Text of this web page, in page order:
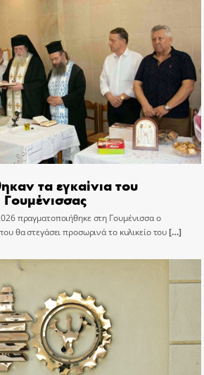
τα εγκαίνια του
πραγματοποιήθηκε στη Γουμένισσα ο
θα στεγάσει προσωρινά το κυλικείο του[…]